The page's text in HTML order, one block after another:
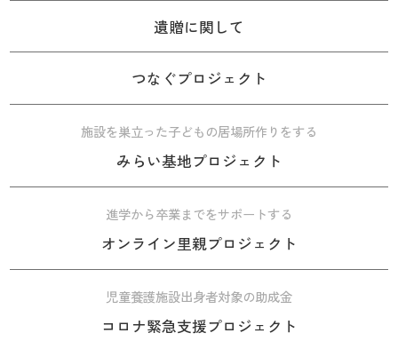
遺贈に関して
つなぐプロジェクト
施設を巣立った子どもの居場所作りをする
みらい基地プロジェクト
進学から卒業までをサポートする
オンライン里親プロジェクト
児童養護施設出身者対象の助成金
コロナ緊急支援プロジェクト